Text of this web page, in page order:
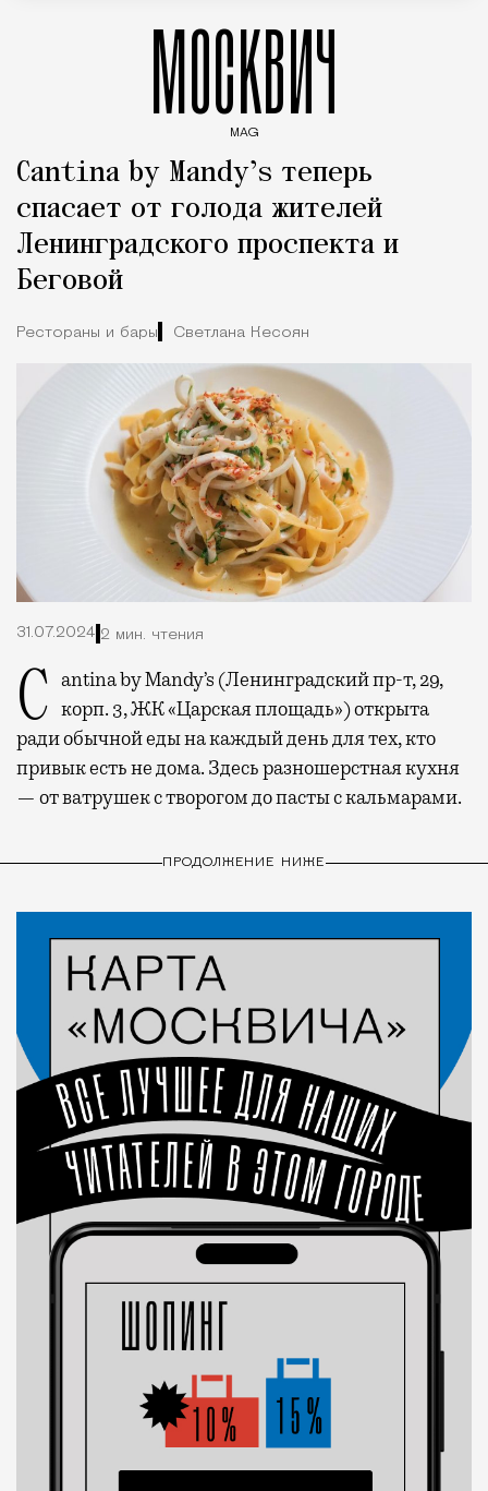
МОСКВИЧ
MAG
Cantina by Mandy’s теперь
спасает от голода жителей
Ленинградского проспекта и
Беговой
Рестораны и бары Светлана Кесоян
31.07.2024 2 мин. чтения
Cantina by Mandy’s (Ленинградский пр-т, 29, корп. 3, ЖК «Царская площадь») открыта
ради обычной еды на каждый день для тех, кто
привык есть не дома. Здесь разношерстная кухня
— от ватрушек с творогом до пасты с кальмарами.
ПРОДОЛЖЕНИЕ НИЖЕ